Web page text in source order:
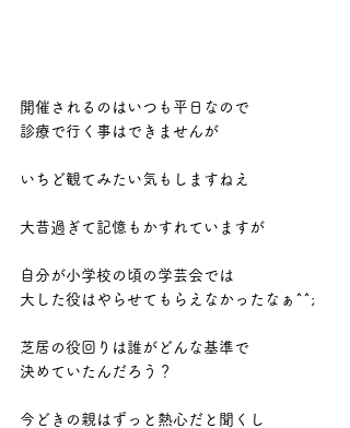
開催されるのはいつも平日なので
診療で行く事はできませんが
いちど観てみたい気もしますねえ
大昔過ぎて記憶もかすれていますが
自分が小学校の頃の学芸会では
大した役はやらせてもらえなかったなぁ^^;
芝居の役回りは誰がどんな基準で
決めていたんだろう？
今どきの親はずっと熱心だと聞くし